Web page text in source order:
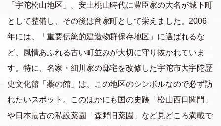
「宇陀松山地区」。安土桃山時代に豊臣家の大名が城下町
として整備し、その後は商家町として栄えました。2006
年には、「重要伝統的建造物群保存地区」に選ばれるな
ど、風情あふれる古い町並みが大切に守り抜かれていま
す。特に、名家・細川家の邸宅を改修した宇陀市大宇陀歴
史文化館「薬の館」は、この地区のシンボルなので必ず訪
れたいスポット。このほかにも国の史跡「松山西口関門」
や日本最古の私設薬園「森野旧薬園」など見どころ満載で